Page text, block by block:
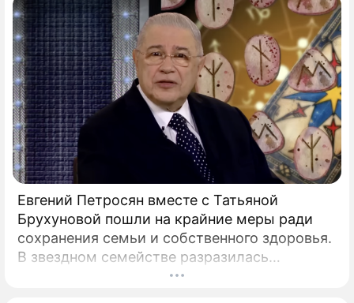
Евгений Петросян вместе с Татьяной
Брухуновой пошли на крайние меры ради
сохранения семьи и собственного здоровья.
В звездном семействе разразилась
настоящая тихая драма, которая вынудила